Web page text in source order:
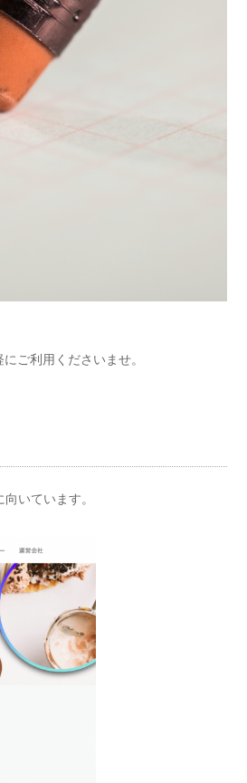
ご利用くださいませ。
いています。